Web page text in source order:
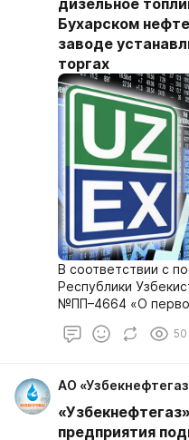
Бухарском
заводе
торгах
В соответствии с
Республики
№ПП–4664 «О
нефтегазовой
поставка
топлива на
сформированным в
50
АО
предприятия